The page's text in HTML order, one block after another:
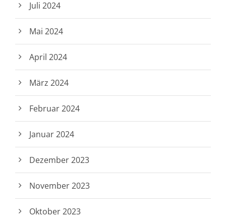
Juli 2024
Mai 2024
April 2024
März 2024
Februar 2024
Januar 2024
Dezember 2023
November 2023
Oktober 2023